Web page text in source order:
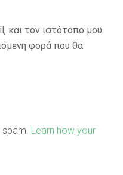
και τον ιστότοπο μου
φορά που θα
Learn how your